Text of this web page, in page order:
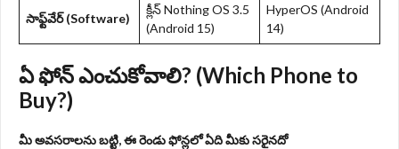
సాఫ్ట్‌వేర్ (Software)
క్లీన్ Nothing OS 3.5
(Android 15)
HyperOS (Android
14)
ఏ ఫోన్ ఎంచుకోవాలి? (Which Phone to
Buy?)
మీ అవసరాలను బట్టి, ఈ రెండు ఫోన్లలో ఏది మీకు సరైనదో